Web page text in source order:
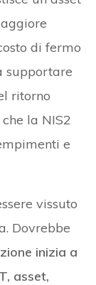
di fermo
supportare
ritorno
la NIS2
e
vissuto
Dovrebbe
inizia a
asset,